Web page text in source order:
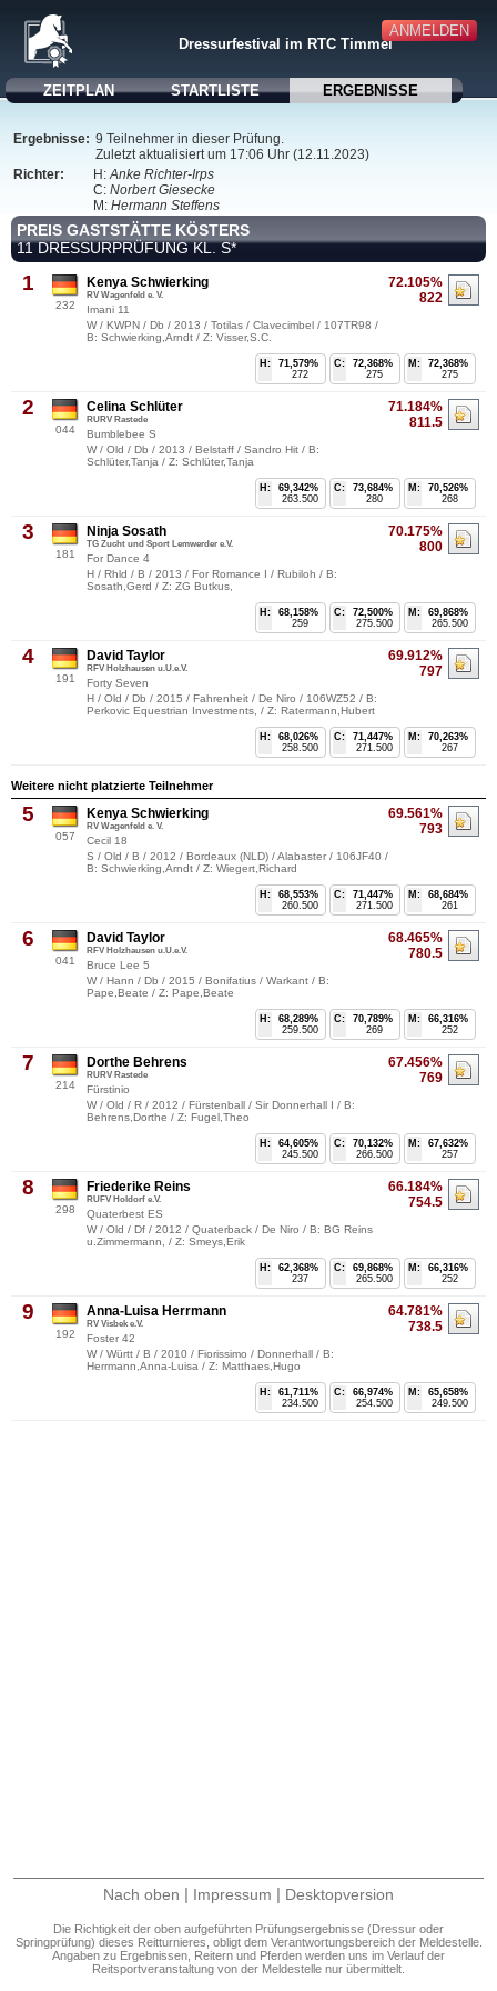
ANMELDEN
Dressurfestival im RTC Timmel
ZEITPLAN STARTLISTE ERGEBNISSE
Ergebnisse: 9 Teilnehmer in dieser Prüfung.
Zuletzt aktualisiert um 17:06 Uhr (12.11.2023)
Richter:
H:Anke Richter-Irps
C: Norbert Giesecke
M: Hermann Steffens
PREIS GASTSTÄTTE KÖSTERS
11 DRESSURPRÜFUNG KL. S*
1
232
72.105%
822
Kenya Schwierking
RV Wagenfeld e. V.
Imani 11
W / KWPN / Db / 2013 / Totilas / Clavecimbel / 107TR98 /
B: Schwierking,Arndt / Z: Visser,S.C.
M:
72,368%
275
C:
72,368%
275
H:
71,579%
272
2
044
71.184%
811.5
Celina Schlüter
RURV Rastede
Bumblebee S
W / Old / Db / 2013 / Belstaff / Sandro Hit / B:
Schlüter,Tanja / Z: Schlüter,Tanja
M:
70,526%
268
C:
73,684%
280
H:
69,342%
263.500
3
181
70.175%
800
Ninja Sosath
TG Zucht und Sport Lemwerder e.V.
For Dance 4
H / Rhld / B / 2013 / For Romance I / Rubiloh / B:
Sosath,Gerd / Z: ZG Butkus,
M:
69,868%
265.500
C:
72,500%
275.500
H:
68,158%
259
4
191
69.912%
797
David Taylor
RFV Holzhausen u.U.e.V.
Forty Seven
H / Old / Db / 2015 / Fahrenheit / De Niro / 106WZ52 / B:
Perkovic Equestrian Investments, / Z: Ratermann,Hubert
M:
70,263%
267
C:
71,447%
271.500
H:
68,026%
258.500
Weitere nicht platzierte Teilnehmer
5
057
69.561%
793
Kenya Schwierking
RV Wagenfeld e. V.
Cecil 18
S / Old / B / 2012 / Bordeaux (NLD) / Alabaster / 106JF40 /
B: Schwierking,Arndt / Z: Wiegert,Richard
M:
68,684%
261
C:
71,447%
271.500
H:
68,553%
260.500
6
041
68.465%
780.5
David Taylor
RFV Holzhausen u.U.e.V.
Bruce Lee 5
W / Hann / Db / 2015 / Bonifatius / Warkant / B:
Pape,Beate / Z: Pape,Beate
M:
66,316%
252
C:
70,789%
269
H:
68,289%
259.500
7
214
67.456%
769
Dorthe Behrens
RURV Rastede
Fürstinio
W / Old / R / 2012 / Fürstenball / Sir Donnerhall I / B:
Behrens,Dorthe / Z: Fugel,Theo
M:
67,632%
257
C:
70,132%
266.500
H:
64,605%
245.500
8
298
66.184%
754.5
Friederike Reins
RUFV Holdorf e.V.
Quaterbest ES
W / Old / Df / 2012 / Quaterback / De Niro / B: BG Reins
u.Zimmermann, / Z: Smeys,Erik
M:
66,316%
252
C:
69,868%
265.500
H:
62,368%
237
9
192
64.781%
738.5
Anna-Luisa Herrmann
RV Visbek e.V.
Foster 42
W / Württ / B / 2010 / Fiorissimo / Donnerhall / B:
Herrmann,Anna-Luisa / Z: Matthaes,Hugo
M:
65,658%
249.500
C:
66,974%
254.500
H:
61,711%
234.500
Nach oben | Impressum | Desktopversion
Die Richtigkeit der oben aufgeführten Prüfungsergebnisse (Dressur oder
Springprüfung) dieses Reitturnieres, obligt dem Verantwortungsbereich der Meldestelle.
Angaben zu Ergebnissen, Reitern und Pferden werden uns im Verlauf der
Reitsportveranstaltung von der Meldestelle nur übermittelt.